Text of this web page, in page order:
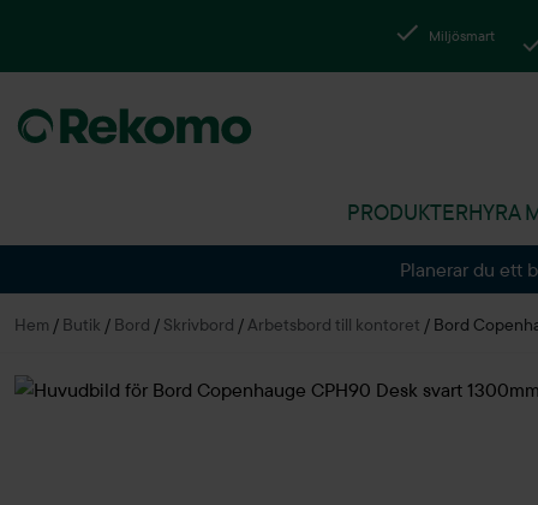
Miljösmart
PRODUKTERHYRA
Planerar du ett
Hem / Butik / Bord / Skrivbord /Arbetsbord till kontoret / Bord